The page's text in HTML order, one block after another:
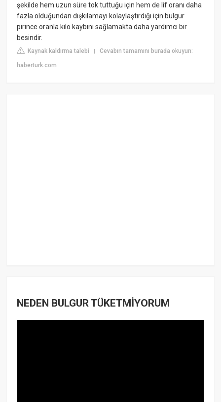
şekilde hem uzun süre tok tuttuğu için hem de lif oranı daha
fazla olduğundan dışkılamayı kolaylaştırdığı için bulgur
pirince oranla kilo kaybını sağlamakta daha yardımcı bir
besindir.
Kaynak kaldırma talebi |Cevabın tamamını burada okuyun:
haberturk.com
NEDEN BULGUR TÜKETMİYORUM